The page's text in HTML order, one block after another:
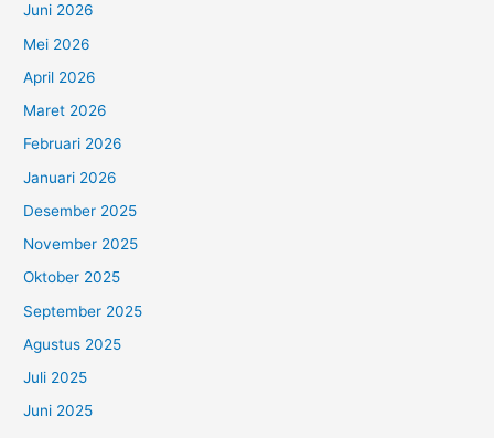
Juni 2026
Mei 2026
April 2026
Maret 2026
Februari 2026
Januari 2026
Desember 2025
November 2025
Oktober 2025
September 2025
Agustus 2025
Juli 2025
Juni 2025